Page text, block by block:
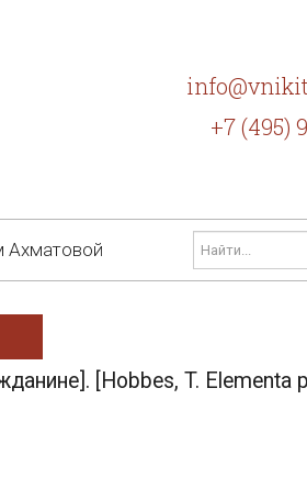
+7 (495)
Ахматовой
[Hobbes, T. Elementa